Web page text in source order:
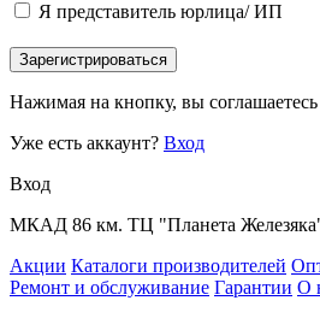
Я представитель юрлица/ ИП
Зарегистрироваться
Нажимая на кнопку, вы соглашаетесь
Уже есть аккаунт? Вход
Вход
МКАД 86 км. ТЦ "Планета
Акции Каталоги производителей
Ремонт и обслуживание Гарантии О